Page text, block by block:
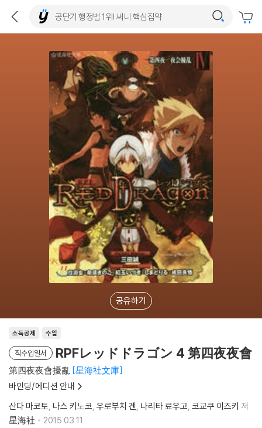
공유하기
소득공제 수입
직수입일서 RPFレッドドラゴン 4 第四夜夜會
第四夜夜會擾亂 星海社文庫
바인딩/에디션 안내
산다 마코토 나스 키노코 우로부치 겐 나리타 료우고 코교쿠 이즈키 저
星海社
2015.03.11.